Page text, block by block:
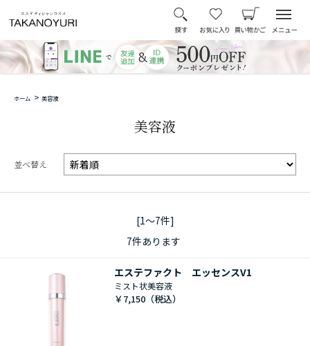
美容液
並べ替え
[1～7件]
7件あります
エステファクト エッセンスV1
ミスト状美容液
￥7,150
ホーム > 美容液